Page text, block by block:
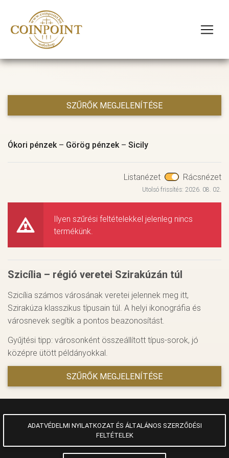
SZŰRŐK MEGJELENÍTÉSE
Ókori pénzek– Görög pénzek– Sicily
Listanézet Rácsnézet
Utolsó frissítés: 2026. 08. 02.
Ilyen szűrési feltételekkel jelenleg nincs
termékünk.
Szicília – régió veretei Szirakúzán túl
Szicília számos városának veretei jelennek meg itt,
Szirakúza klasszikus típusain túl. A helyi ikonográfia és
városnevek segítik a pontos beazonosítást.
Gyűjtési tipp: városonként összeállított típus-sorok, jó
középre ütött példányokkal.
SZŰRŐK MEGJELENÍTÉSE
ADATVÉDELMI NYILATKOZAT ÉS ÁLTALÁNOS SZERZŐDÉSI
FELTÉTELEK